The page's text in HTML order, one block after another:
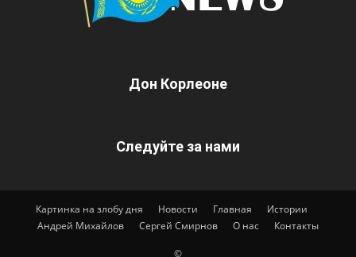
Дон Корлеоне
Следуйте за нами
Картинка на злобу дня Новости Главная
Истории
Андрей Михайлов
Сергей Смирнов О нас Контакты
©